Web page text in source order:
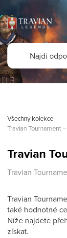
Všechny kolekce
Travian Tournament
Travian
Travian
Travian
také hodnotné
Níže najdete
získat.